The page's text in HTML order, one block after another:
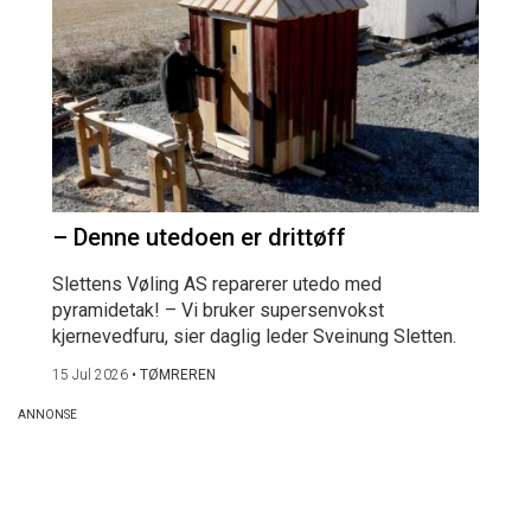
– Denne utedoen er drittøff
Slettens Vøling AS reparerer utedo med
pyramidetak! – Vi bruker supersenvokst
kjernevedfuru, sier daglig leder Sveinung Sletten.
15 Jul 2026 • TØMREREN